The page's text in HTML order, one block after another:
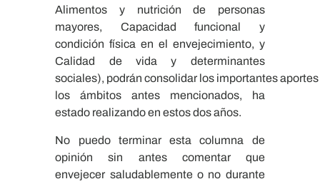
Alimentos y nutrición de personas
mayores, Capacidad funcional y
condición física en el envejecimiento, y
Calidad de vida y determinantes
sociales), podrán consolidar los importantes aportes
los ámbitos antes mencionados, ha
estado realizando en estos dos años.
​No puedo terminar esta columna de
opinión sin antes comentar que
envejecer saludablemente o no durante